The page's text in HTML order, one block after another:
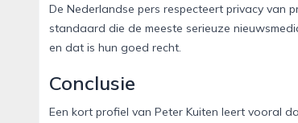
De Nederlandse pers respecteert privacy van
standaard die de meeste serieuze
en dat is hun goed recht.
Conclusie
Een kort profiel van Peter Kuiten leert vooral